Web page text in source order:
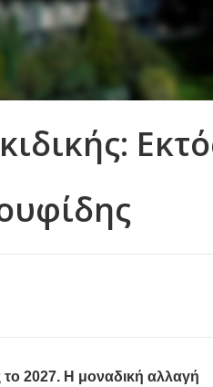
το 2027. Η μοναδική αλλαγή